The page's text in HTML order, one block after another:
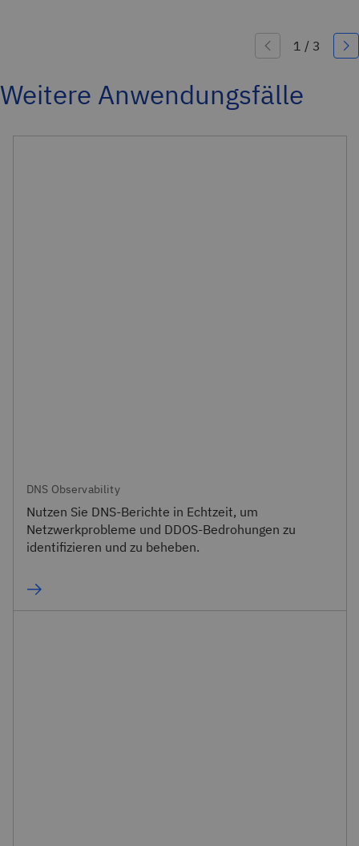
Weitere Anwendungsfälle
DNS Observability
Nutzen Sie DNS-Berichte in Echtzeit, um
Netzwerkprobleme und DDOS-Bedrohungen zu
identifizieren und zu beheben.